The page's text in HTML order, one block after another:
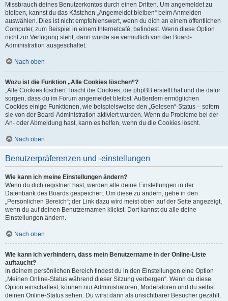
Missbrauch deines Benutzerkontos durch einen Dritten. Um angemeldet zu
bleiben, kannst du das Kästchen „Angemeldet bleiben“ beim Anmelden
auswählen. Dies ist nicht empfehlenswert, wenn du dich an einem öffentlichen
Computer, zum Beispiel in einem Internetcafé, befindest. Wenn diese Option
nicht zur Verfügung steht, dann wurde sie vermutlich von der Board-
Administration ausgeschaltet.
Nach oben
Wozu ist die Funktion „Alle Cookies löschen“?
„Alle Cookies löschen“ löscht die Cookies, die phpBB erstellt hat und die dafür
sorgen, dass du im Forum angemeldet bleibst. Außerdem ermöglichen
Cookies einige Funktionen, wie beispielsweise den „Gelesen“-Status – sofern
sie von der Board-Administration aktiviert wurden. Wenn du Probleme bei der
An- oder Abmeldung hast, kann es helfen, wenn du die Cookies löscht.
Nach oben
Benutzerpräferenzen und -einstellungen
Wie kann ich meine Einstellungen ändern?
Wenn du dich registriert hast, werden alle deine Einstellungen in der
Datenbank des Boards gespeichert. Um diese zu ändern, gehe in den
„Persönlichen Bereich“; der Link dazu wird meist oben auf der Seite angezeigt,
wenn du auf deinen Benutzernamen klickst. Dort kannst du alle deine
Einstellungen ändern.
Nach oben
Wie kann ich verhindern, dass mein Benutzername in der Online-Liste
auftaucht?
In deinem persönlichen Bereich findest du in den Einstellungen eine Option
„Meinen Online-Status während dieser Sitzung verbergen“. Wenn du diese
Option einschaltest, können nur Administratoren, Moderatoren und du selbst
deinen Online-Status sehen. Du wirst dann als unsichtbarer Besucher gezählt.